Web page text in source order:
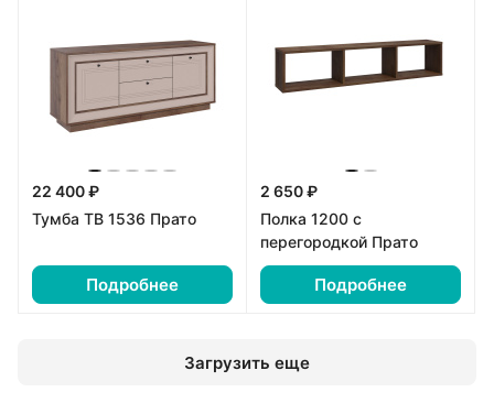
22 400 ₽
Тумба ТВ 1536 Прато
Подробнее
2 650 ₽
Полка 1200 с
перегородкой Прато
Подробнее
Загрузить еще